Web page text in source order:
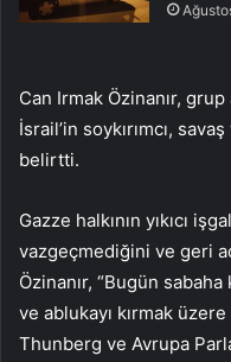
Can Irmak Özinanır, grup
İsrail’in soykırımcı,
belirtti.
Gazze halkının yıkıcı
vazgeçmediğini ve geri
Özinanır, “Bugün sabaha
ve ablukayı kırmak
Thunberg ve Avrupa